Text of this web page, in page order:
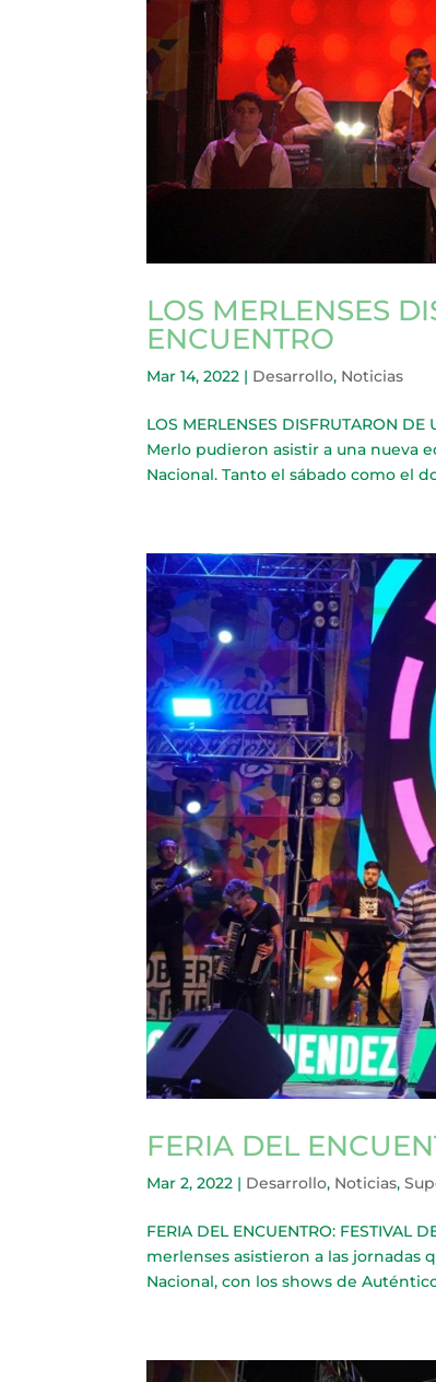
LOS MERLENSES
ENCUENTRO
Mar 14, 2022 | Desarrollo, Noticias
LOS MERLENSES DISFRUTARON
Merlo pudieron asistir a una nueva
Nacional. Tanto el sábado como el
FERIA DEL
Mar 2, 2022 | Desarrollo, Noticias,
FERIA DEL ENCUENTRO:
merlenses asistieron a las jornadas
Nacional, con los shows de